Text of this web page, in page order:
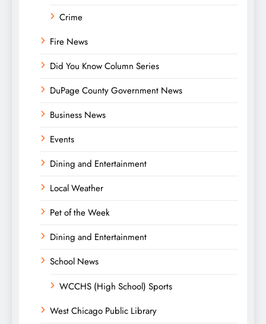
Crime
Fire News
Did You Know Column Series
DuPage County Government News
Business News
Events
Dining and Entertainment
Local Weather
Pet of the Week
Dining and Entertainment
School News
WCCHS (High School) Sports
West Chicago Public Library